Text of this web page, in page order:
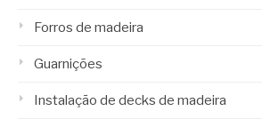
Forros de madeira
Guarnições
Instalação de decks de madeira